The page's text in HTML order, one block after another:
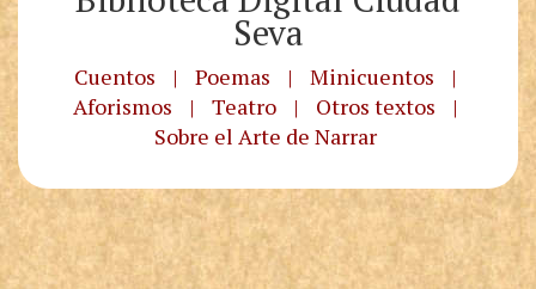
Seva
Cuentos | Poemas | Minicuentos
|
Aforismos
| Teatro | Otros textos
|
Sobre el Arte de Narrar